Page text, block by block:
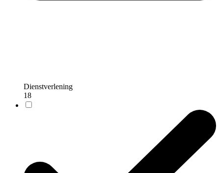
Dienstverlening
18